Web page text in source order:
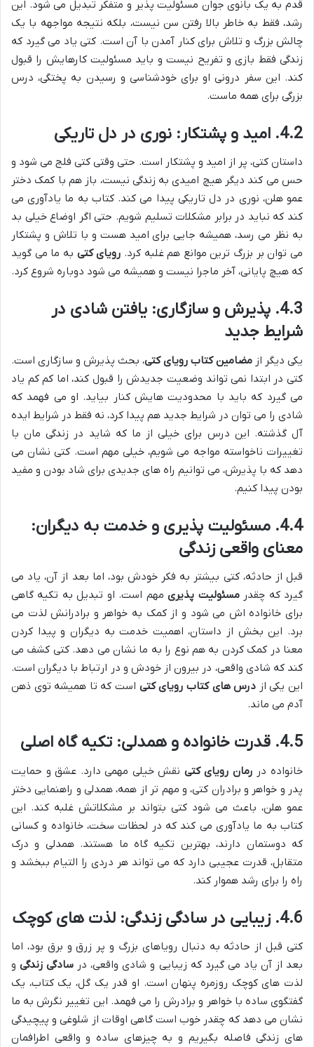
قدم به یک بانوی جوان مسئولیت پذیر و متفکر تبدیل می شود. این
رشد، فقط به خاطر بالا رفتن سن نیست، بلکه نتیجه مواجهه با یک
چالش بزرگ و تلاش برای کنار آمدن با آن است. کتی یاد می گیرد که
زندگی فقط بازی و تفریح نیست و باید مسئولیت کارهایش را قبول
کند. این سفر درونی او برای خودشناسی و رسیدن به پختگی، درس
بزرگی برای همه ماست.
4.2. امید و پشتکار: نوری در دل تاریکی
داستان کتی، پر از امید و پشتکار است. حتی وقتی کتی فلج می شود و
حس می کند دیگر هیچ امیدی به زندگی نیست، باز هم با کمک دختر
عمو هلن، نوری در دل تاریکی پیدا می کند. کتاب به ما یادآوری می
کند که نباید در برابر مشکلات تسلیم شویم. حتی اگر اوضاع خیلی بد
به نظر می رسد، همیشه جایی برای امید هست و با تلاش و پشتکار
می توان بر بزرگ ترین موانع هم غلبه کرد. رویای کتی به ما می گوید
که هیچ پایانی، آخر ماجرا نیست و همیشه می شود دوباره شروع کرد.
4.3. پذیرش و سازگاری: یافتن شادی در
شرایط جدید
یکی دیگر از مضامین کتاب رویای کتی، بحث پذیرش و سازگاری است.
کتی در ابتدا نمی تواند وضعیت جدیدش را قبول کند، اما کم کم یاد
می گیرد که باید با محدودیت هایش کنار بیاید. او می فهمد که
شادی را می توان در شرایط جدید هم پیدا کرد، نه فقط در شرایط ایده
آل گذشته. این درس برای خیلی از ما که شاید در زندگی مان با
تغییرات ناخواسته مواجه می شویم، خیلی مهم است. کتی نشان می
دهد که با پذیرش، می توانیم راه های جدیدی برای شاد بودن و مفید
بودن پیدا کنیم.
4.4. مسئولیت پذیری و خدمت به دیگران:
معنای واقعی زندگی
قبل از حادثه، کتی بیشتر به فکر خودش بود، اما بعد از آن، یاد می
گیرد که چقدرمسئولیت پذیریمهم است. او تبدیل به تکیه گاهی
برای خانواده اش می شود و از کمک به خواهر و برادرانش لذت می
برد. این بخش از داستان، اهمیت خدمت به دیگران و پیدا کردن
معنا در کمک کردن به هم نوع را به ما نشان می دهد. کتی کشف می
کند که شادی واقعی، در بیرون از خودش و در ارتباط با دیگران است.
این یکی از درس های کتاب رویای کتی است که تا همیشه توی ذهن
آدم می ماند.
4.5. قدرت خانواده و همدلی: تکیه گاه اصلی
خانواده در رمان رویای کتی نقش خیلی مهمی دارد. عشق و حمایت
پدر و خواهر و برادران کتی، و مهم تر از همه، همدلی و راهنمایی دختر
عمو هلن، باعث می شود کتی بتواند بر مشکلاتش غلبه کند. این
کتاب به ما یادآوری می کند که در لحظات سخت، خانواده و کسانی
که دوستمان دارند، بهترین تکیه گاه ما هستند. همدلی و درک
متقابل، قدرت عجیبی دارد که می تواند هر دردی را التیام ببخشد و
راه را برای رشد هموار کند.
4.6. زیبایی در سادگی زندگی: لذت های کوچک
کتی قبل از حادثه به دنبال رویاهای بزرگ و پر زرق و برق بود، اما
بعد از آن یاد می گیرد که زیبایی و شادی واقعی، در سادگی زندگیو
لذت های کوچک روزمره پنهان است. او قدر یک گل، یک کتاب، یک
گفتگوی ساده با خواهر و برادرش را می فهمد. این تغییر نگرش به ما
نشان می دهد که چقدر خوب است گاهی اوقات از شلوغی و پیچیدگی
های زندگی فاصله بگیریم و به چیزهای ساده و واقعی اطرافمان